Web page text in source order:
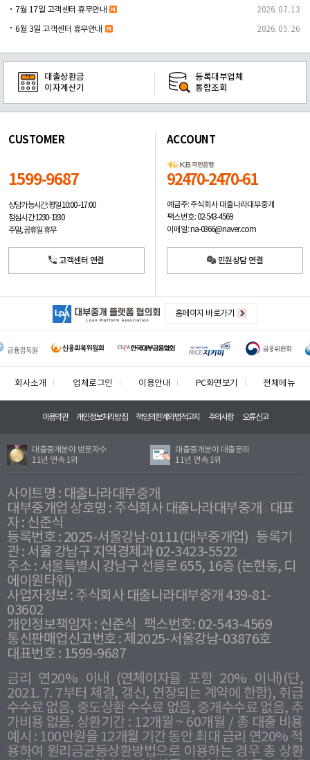
7월 17일 고객센터 휴무안내 2026. 07. 13
6월 3일 고객센터 휴무안내 2026. 05. 26
대출상환금
이자계산기
등록대부업체
통합조회
CUSTOMER
1599-9687
상담가능시간: 평일10:00 -17:00
점심시간: 12:30 - 13:30
주말, 공휴일 휴무
고객센터 연결
ACCOUNT
92470-2470-61
예금주: 주식회사 대출나라대부중개
팩스번호: 02-543-4569
이메일: na-0366@naver.com
민원상담 연결
홈페이지 바로가기
회사소개 업체로그인 이용안내 PC화면보기 전체메뉴
이용약관 개인정보처리방침 책임의한계와법적고지 주의사항 오류신고
대출중개분야 방문자수
11년 연속 1위
대출중개분야 대출문의
11년 연속 1위
사이트명 : 대출나라대부중개
대부중개업 상호명 : 주식회사 대출나라대부중개
대표
자 : 신준식
등록번호 : 2025-서울강남-0111(대부중개업) 등록기
관 : 서울 강남구 지역경제과 02-3423-5522
주소 : 서울특별시 강남구 선릉로 655, 16층 (논현동, 디
에이원타워)
사업자정보 : 주식회사 대출나라대부중개 439-81-
03602
개인정보책임자 : 신준식
팩스번호: 02-543-4569
통신판매업신고번호 : 제2025-서울강남-03876호
대표번호 : 1599-9687
금리 연20% 이내 (연체이자율 포함 20% 이내)(단,
2021. 7. 7부터 체결, 갱신, 연장되는 계약에 한함), 취급
수수료 없음, 중도상환 수수료 없음, 중개수수료 없음, 추
가비용 없음. 상환기간 : 12개월 ~ 60개월 / 총 대출 비용
예시 : 100만원을 12개월 기간 동안 최대 금리 연20% 적
용하여 원리금균등상환방법으로 이용하는 경우 총 상환